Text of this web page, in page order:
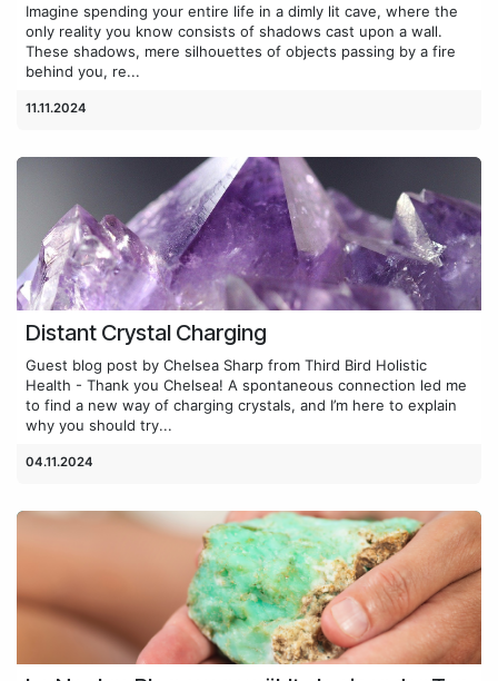
Imagine spending your entire life in a dimly lit cave, where the
only reality you know consists of shadows cast upon a wall.
These shadows, mere silhouettes of objects passing by a fire
behind you, re...
11.11.2024
Distant Crystal Charging
Guest blog post by Chelsea Sharp from Third Bird Holistic
Health - Thank you Chelsea! A spontaneous connection led me
to find a new way of charging crystals, and I’m here to explain
why you should try...
04.11.2024